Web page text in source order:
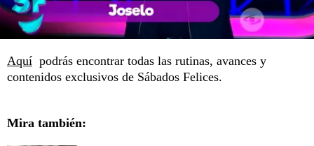
Aquí podrás encontrar todas las rutinas, avances y
contenidos exclusivos de Sábados Felices.
Mira también: